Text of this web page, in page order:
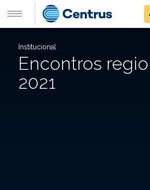
Institucional
Encontros
2021